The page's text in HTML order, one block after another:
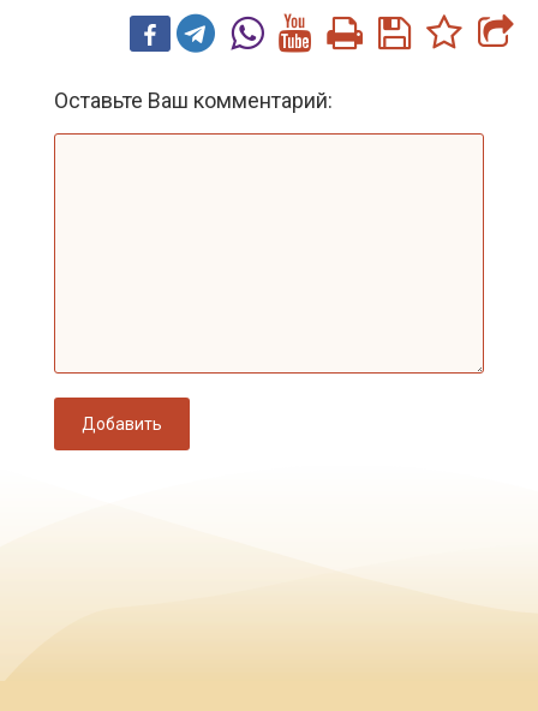
Оставьте Ваш комментарий:
Добавить